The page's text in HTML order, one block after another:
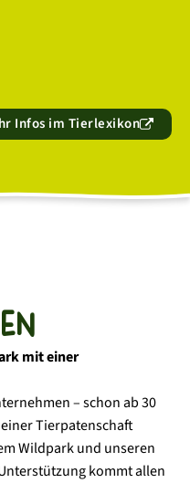
Infos im Tierlexikon
mit einer
– schon ab 30
Tierpatenschaft
Wildpark und unseren
kommt allen